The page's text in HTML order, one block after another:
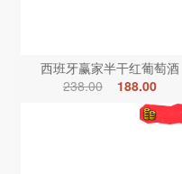
西班牙赢家半干红葡萄酒
238.00
188.00